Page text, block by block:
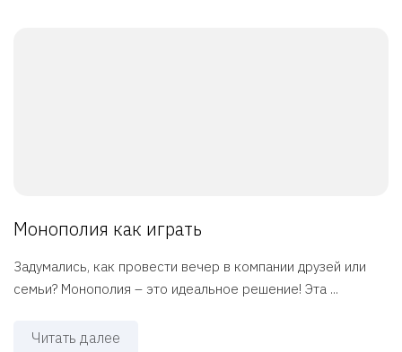
Монополия как играть
Задумались, как провести вечер в компании друзей или
семьи? Монополия – это идеальное решение! Эта ...
Читать далее